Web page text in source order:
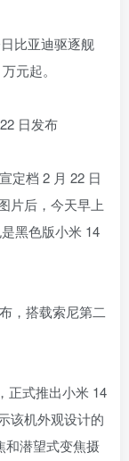
比亚迪驱逐舰
元起。
日发布
定档 2 月 22 日
片后，今天早上
黑色版小米 14
，搭载索尼第二
正式推出小米 14
该机外观设计的
和潜望式变焦摄